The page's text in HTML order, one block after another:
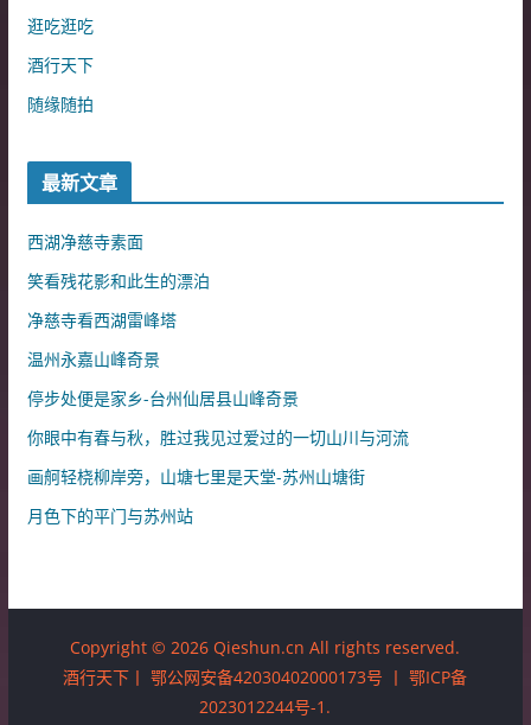
逛吃逛吃
酒行天下
随缘随拍
最新文章
西湖净慈寺素面
笑看残花影和此生的漂泊
净慈寺看西湖雷峰塔
温州永嘉山峰奇景
停步处便是家乡-台州仙居县山峰奇景
你眼中有春与秋，胜过我见过爱过的一切山川与河流
画舸轻桡柳岸旁，山塘七里是天堂-苏州山塘街
月色下的平门与苏州站
Copyright © 2026 Qieshun.cn All rights reserved.
酒行天下丨鄂公网安备42030402000173号 丨鄂ICP备
2023012244号-1 .